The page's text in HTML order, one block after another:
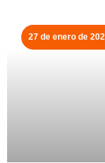
27 de enero de